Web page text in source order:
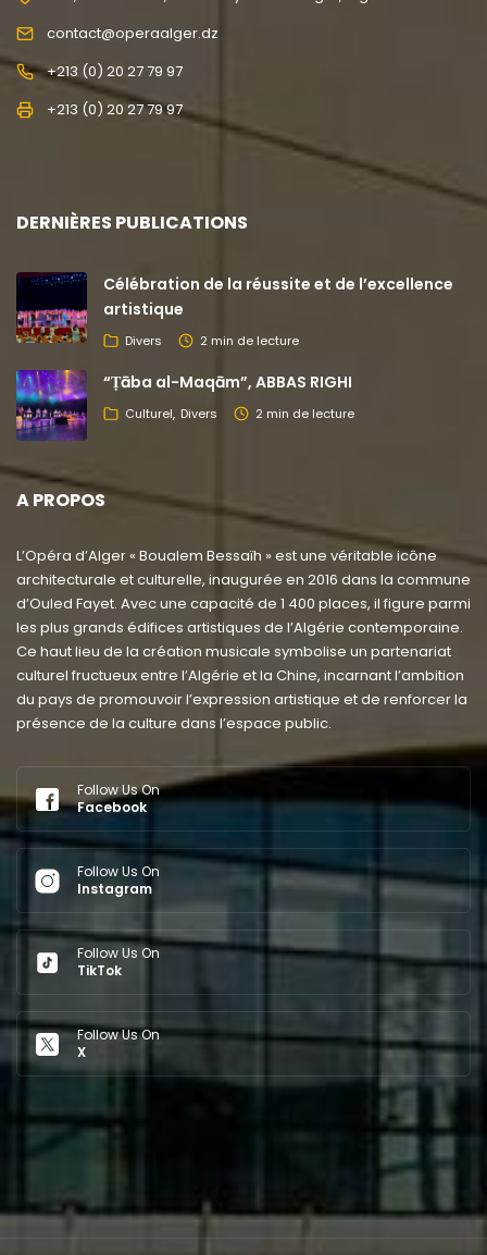
contact@operaalger.dz
+213 (0) 20 27 79 97
+213 (0) 20 27 79 97
DERNIÈRES PUBLICATIONS
Célébration de la réussite et de l’excellence
artistique
Divers 2 min de lecture
“Ṭāba al-Maqām”, ABBAS RIGHI
Culturel Divers 2 min de lecture
A PROPOS
L’Opéra d’Alger « Boualem Bessaïh » est une véritable icône
architecturale et culturelle, inaugurée en 2016 dans la commune
d’Ouled Fayet. Avec une capacité de 1 400 places, il figure parmi
les plus grands édifices artistiques de l’Algérie contemporaine.
Ce haut lieu de la création musicale symbolise un partenariat
culturel fructueux entre l’Algérie et la Chine, incarnant l’ambition
du pays de promouvoir l’expression artistique et de renforcer la
présence de la culture dans l’espace public.
Follow Us On
Facebook
Follow Us On
Instagram
Follow Us On
TikTok
Follow Us On
X